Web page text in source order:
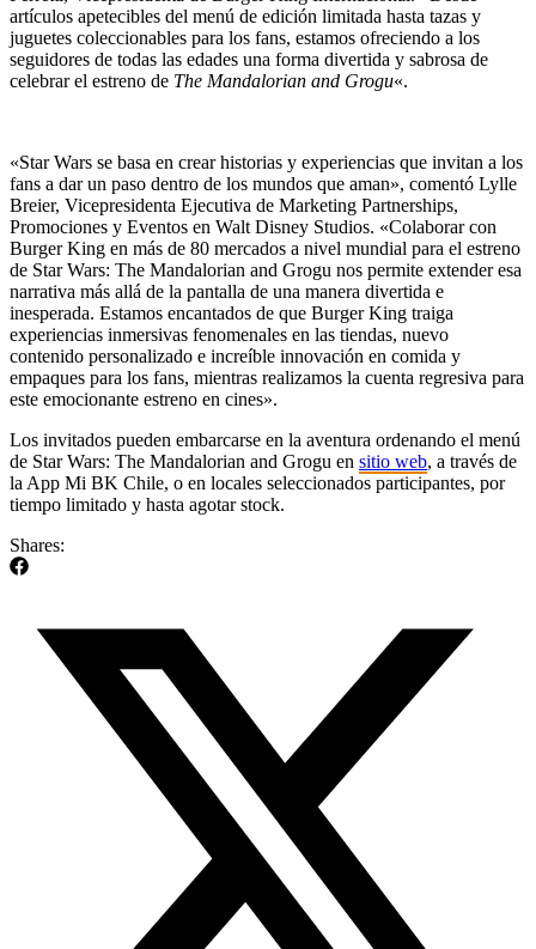
artículos apetecibles del menú de edición limitada hasta tazas y
juguetes coleccionables para los fans, estamos ofreciendo a los
seguidores de todas las edades una forma divertida y sabrosa de
celebrar el estreno de The Mandalorian and Grogu«.
«Star Wars se basa en crear historias y experiencias que invitan a los
fans a dar un paso dentro de los mundos que aman», comentó Lylle
Breier, Vicepresidenta Ejecutiva de Marketing Partnerships,
Promociones y Eventos en Walt Disney Studios. «Colaborar con
Burger King en más de 80 mercados a nivel mundial para el estreno
de Star Wars: The Mandalorian and Grogu nos permite extender esa
narrativa más allá de la pantalla de una manera divertida e
inesperada. Estamos encantados de que Burger King traiga
experiencias inmersivas fenomenales en las tiendas, nuevo
contenido personalizado e increíble innovación en comida y
empaques para los fans, mientras realizamos la cuenta regresiva para
este emocionante estreno en cines».
Los invitados pueden embarcarse en la aventura ordenando el menú
de Star Wars: The Mandalorian and Grogu en sitio web, a través de
la App Mi BK Chile, o en locales seleccionados participantes, por
tiempo limitado y hasta agotar stock.
Shares: